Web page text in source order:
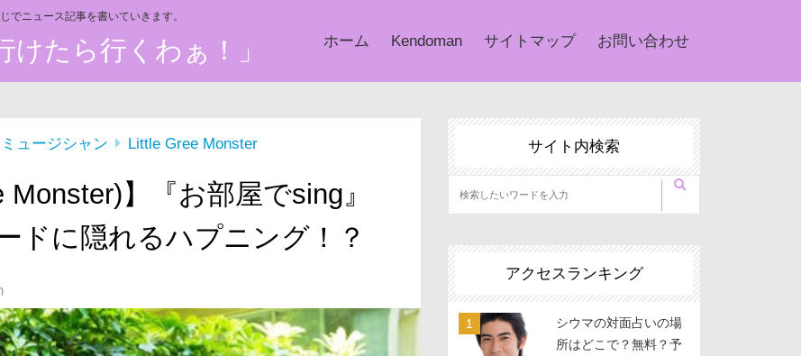
でニュース記事を書いていきます。
たら行くわぁ！」 ホーム Kendoman サイトマップ お問い合わせ
ミュージシャン Little Gree Monster
Monster)】『お部屋でsing』
ドに隠れるハプニング！？
サイト内検索
アクセスランキング
シウマの対面占いの場
所はどこで？無料？予